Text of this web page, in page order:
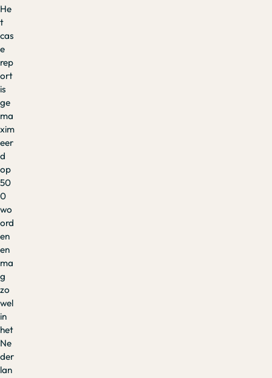
He
t
cas
e
rep
ort
is
ge
ma
xim
eer
d
op
50
0
wo
ord
en
en
ma
g
zo
wel
in
het
Ne
der
lan